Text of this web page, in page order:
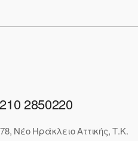
2850220
Νέο Ηράκλειο Αττικής, Τ.Κ.